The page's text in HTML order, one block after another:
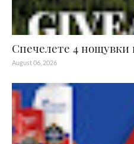
Спечелете 4
August 06, 2026